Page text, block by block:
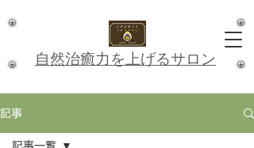
​自然治癒力を上げるサロン
記事
記事一覧